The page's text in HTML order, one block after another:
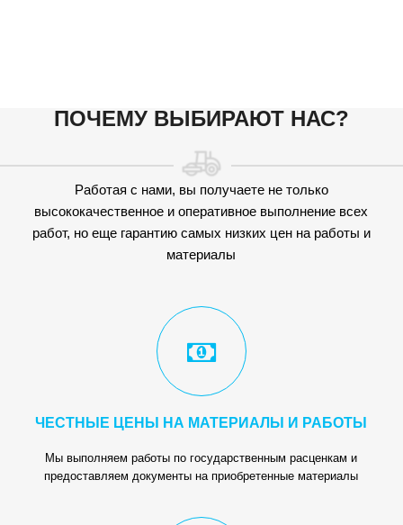
ПОЧЕМУ ВЫБИРАЮТ НАС?
Работая с нами, вы получаете не только
высококачественное и оперативное выполнение всех
работ, но еще гарантию самых низких цен на работы и
материалы
ЧЕСТНЫЕ ЦЕНЫ НА МАТЕРИАЛЫ И РАБОТЫ
Мы выполняем работы по государственным расценкам и
предоставляем документы на приобретенные материалы